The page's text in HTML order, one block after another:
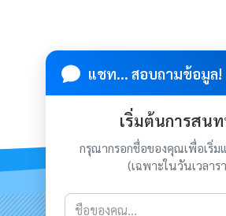
แชท... สอบถามข้อมูล!
เริ่มต้นการสน
กรุณากรอกชื่อของคุณเพื่อเริ่
(เฉพาะในวันเวลาร